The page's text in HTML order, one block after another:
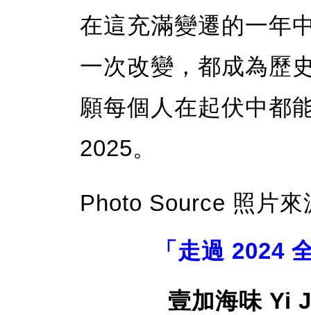
在這充滿變遷的一年
一次改變，都成為歷
願每個人在起伏中都
2025。
Photo Source 照片
「走過 2024
壹加海味 Yi